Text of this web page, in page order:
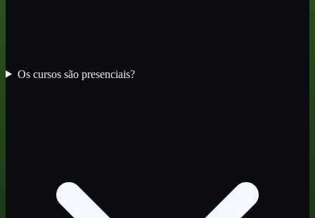
Os cursos são presenciais?